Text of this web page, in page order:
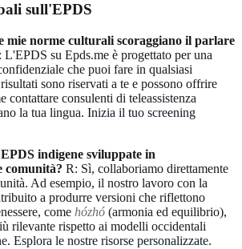
sull'EPDS
mie norme culturali scoraggiano il parlare
L'EPDS su Epds.me è progettato per una
che puoi fare in qualsiasi
sono riservati a te e possono offrire
contattare consulenti di teleassistenza
la tua lingua. Inizia il tuo screening
indigene sviluppate in
comunità? R: Sì, collaboriamo direttamente
Ad esempio, il nostro lavoro con la
a produrre versioni che riflettono
come hózhó (armonia ed equilibrio),
rilevante rispetto ai modelli occidentali
Esplora le nostre risorse personalizzate.